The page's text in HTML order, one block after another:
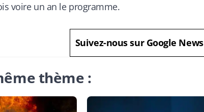
voire un an le programme.
Suivez-nous sur Google News
thème :